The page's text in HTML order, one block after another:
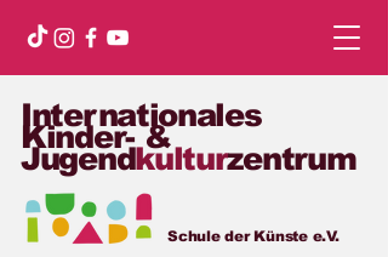
Internationales
Kinder- &
Jugendkulturzentrum
Schule der Künste e.V.